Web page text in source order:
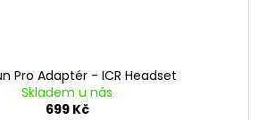
Pro Adaptér - ICR Headset
Skladem u nás
699 Kč